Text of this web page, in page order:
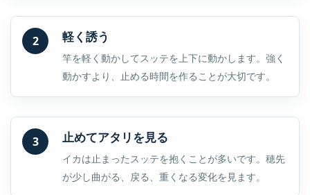
2 軽く誘う
竿を軽く動かしてスッテを上下に動かします。強く
動かすより、止める時間を作ることが大切です。
3 止めてアタリを見る
イカは止まったスッテを抱くことが多いです。穂先
が少し曲がる、戻る、重くなる変化を見ます。